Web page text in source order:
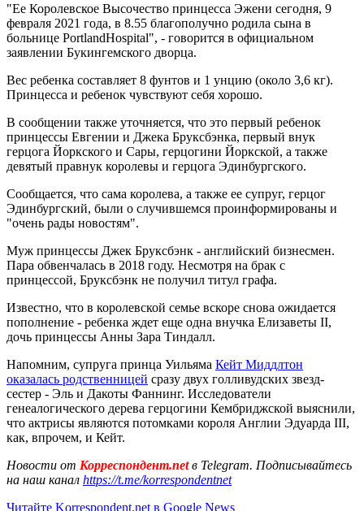
"Ее Королевское Высочество принцесса Эжени сегодня, 9
февраля 2021 года, в 8​​​.55 благополучно родила сына в
больнице PortlandHospital", - говорится в официальном
заявлении Букингемского дворца.
Вес ребенка составляет 8 фунтов и 1 унцию (около 3,6 кг).
Принцесса и ребенок чувствуют себя хорошо.
В сообщении также уточняется, что это первый ребенок
принцессы Евгении и Джека Бруксбэнка, первый внук
герцога Йоркского и Сары, герцогини Йоркской, а также
девятый правнук королевы и герцога Эдинбургского.
Сообщается, что сама королева, а также ее супруг, герцог
Эдинбургский, были о случившемся проинформированы и
"очень рады новостям".
Муж принцессы Джек Бруксбэнк - английский бизнесмен.
Пара обвенчалась в 2018 году. Несмотря на брак с
принцессой, Бруксбэнк не получил титул графа.
Известно, что в королевской семье вскоре снова ожидается
пополнение - ребенка ждет еще одна внучка Елизаветы II,
дочь принцессы Анны Зара Тиндалл.
Напомним, супруга принца Уильяма Кейт Миддлтон
оказалась родственницей сразу двух голливудских звезд-
сестер - Эль и Дакоты Фаннинг. Исследователи
генеалогического дерева герцогини Кембриджской выяснили,
что актрисы являются потомками короля Англии Эдуарда III,
как, впрочем, и Кейт.
Новости от Корреспондент.netв Telegram. Подписывайтесь
на наш канал https://t.me/korrespondentnet
Читайте Korrespondent.net в Google News